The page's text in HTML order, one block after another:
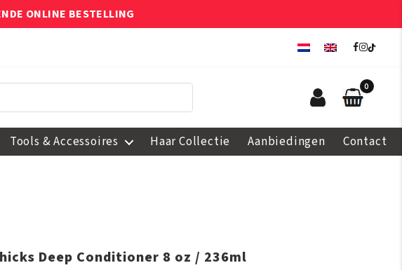
ONLINE BESTELLING
0
Tools & Accessoires Haar Collectie Aanbiedingen Contact
Deep Conditioner 8 oz / 236ml